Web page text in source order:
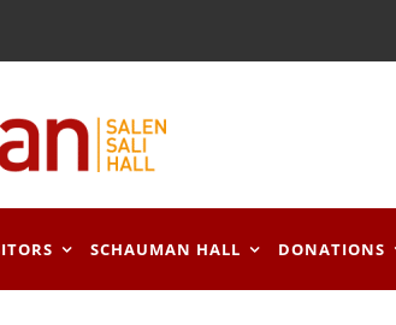
SCHAUMAN HALL DONATIONS